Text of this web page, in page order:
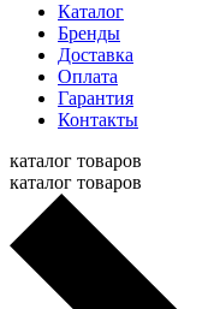
Каталог
Бренды
Доставка
Оплата
Гарантия
Контакты
каталог товаров
каталог товаров